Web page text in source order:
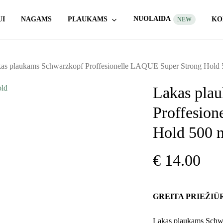
NAGAMS PLAUKAMS NUOLAIDA NEW
krepšelį
plaukams Schwarzkopf Proffesionelle LAQUE Super Strong Hold
Lakas
Hold 500
€14.00
GREITA
Lakas plaukams